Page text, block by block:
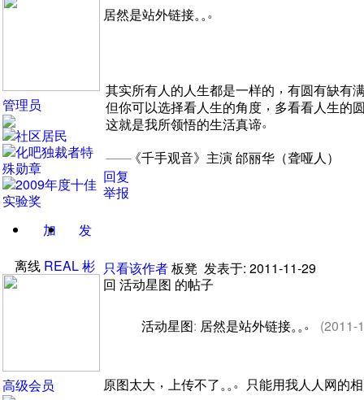
管理员
加
发
居然是站外链接。。。
其实所有人的人生都是一样的 ， 有圆有缺有
但你可以选择看人生的角度 ， 多看看人生的
这就是我所领悟的生活真谛。
——《千手观音》 主演 邰丽华 （聋哑人）
回复
举报
离线 REAL彬
高级会员
只看该作者板凳 发表于: 2011-11-29
回 活动星图 的帖子
活动星图: 居然是站外链接。。。 (2011-
原图太大 ， 上传不了。。。 只能用我人人网的